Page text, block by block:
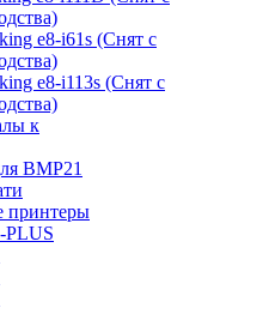
e8-i61s (Снят с
e8-i113s (Снят с
к
BMP21
принтеры
PLUS